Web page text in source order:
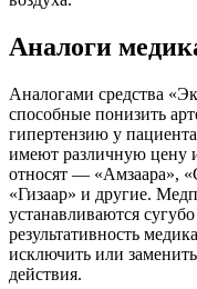
Аналоги
Аналогами средства
способные понизить
гипертензию у
имеют различную цену
относят — «Амзаара»,
«Гизаар» и другие.
устанавливаются
результативность
исключить или
действия.